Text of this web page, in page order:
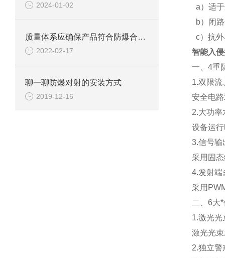
2024-01-02
质量体系应确保产品符合防爆合格证和技术文件规定的防爆型式。
2022-02-17
聊一聊防爆对射的安装方式
2019-12-16
a） 适
b） 闭
c） 抗
智能入
一、4重
1.双限流
安全电路
2.大功率
设备运
3.信号输
采用固
4.发射端
采用
二、6大
1.激光光
激光光
2.独立警